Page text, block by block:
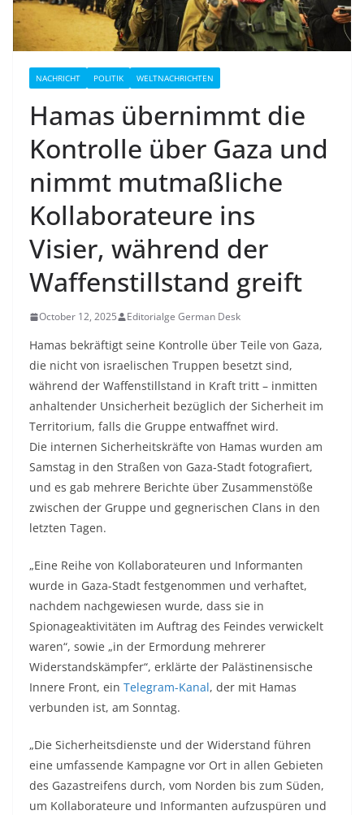
NACHRICHT POLITIK WELTNACHRICHTEN
Hamas übernimmt die
Kontrolle über Gaza und
nimmt mutmaßliche
Kollaborateure ins
Visier, während der
Waffenstillstand greift
October 12, 2025 Editorialge German Desk
Hamas bekräftigt seine Kontrolle über Teile von Gaza,
die nicht von israelischen Truppen besetzt sind,
während der Waffenstillstand in Kraft tritt – inmitten
anhaltender Unsicherheit bezüglich der Sicherheit im
Territorium, falls die Gruppe entwaffnet wird.
Die internen Sicherheitskräfte von Hamas wurden am
Samstag in den Straßen von Gaza-Stadt fotografiert,
und es gab mehrere Berichte über Zusammenstöße
zwischen der Gruppe und gegnerischen Clans in den
letzten Tagen.
„Eine Reihe von Kollaborateuren und Informanten
wurde in Gaza-Stadt festgenommen und verhaftet,
nachdem nachgewiesen wurde, dass sie in
Spionageaktivitäten im Auftrag des Feindes verwickelt
waren“, sowie „in der Ermordung mehrerer
Widerstandskämpfer“, erklärte der Palästinensische
Innere Front, ein Telegram-Kanal, der mit Hamas
verbunden ist, am Sonntag.
„Die Sicherheitsdienste und der Widerstand führen
eine umfassende Kampagne vor Ort in allen Gebieten
des Gazastreifens durch, vom Norden bis zum Süden,
um Kollaborateure und Informanten aufzuspüren und